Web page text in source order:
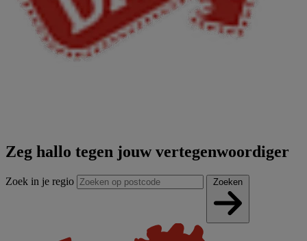
Zeg hallo tegen jouw vertegenwoordiger
Zoek in je regio Zoeken